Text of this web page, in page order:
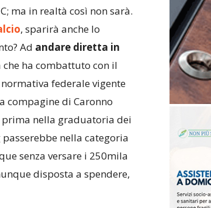
ma in realtà così non sarà.
, sparirà anche lo
Ad andare diretta in
ha combattuto con il
federale vigente
compagine di Caronno
prima nella graduatoria dei
nella categoria
senza versare i 250mila
disposta a spendere,